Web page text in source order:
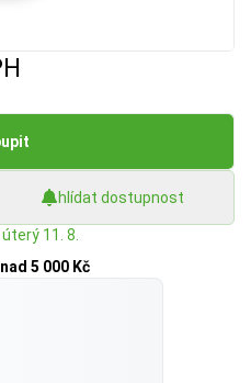
hlídat dostupnost
11. 8.
nad 5 000 Kč